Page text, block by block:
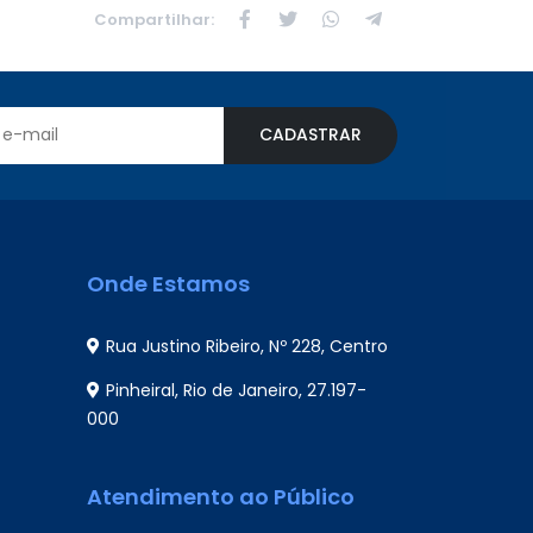
Compartilhar:
CADASTRAR
Onde Estamos
Rua Justino Ribeiro, Nº 228, Centro
Pinheiral, Rio de Janeiro, 27.197-
000
Atendimento ao Público